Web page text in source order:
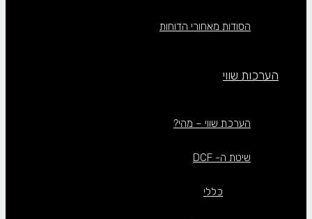
הסודות מאחורי הדוחות
הערכות שווי
הערכת שווי – מהי?
שיטת ה- DCF
כללי